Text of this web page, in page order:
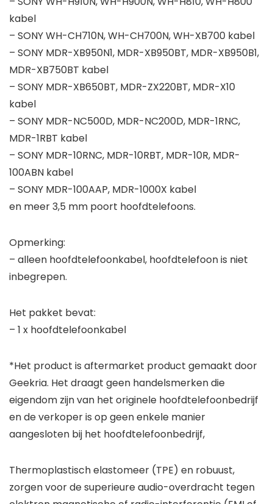
kabel
– SONY WH-CH710N, WH-CH700N, WH-XB700 kabel
– SONY MDR-XB950N1, MDR-XB950BT, MDR-XB950B1,
MDR-XB750BT kabel
– SONY MDR-XB650BT, MDR-ZX220BT, MDR-X10
kabel
– SONY MDR-NC500D, MDR-NC200D, MDR-1RNC,
MDR-1RBT kabel
– SONY MDR-10RNC, MDR-10RBT, MDR-10R, MDR-
100ABN kabel
– SONY MDR-100AAP, MDR-1000X kabel
en meer 3,5 mm poort hoofdtelefoons.
Opmerking:
– alleen hoofdtelefoonkabel, hoofdtelefoon is niet
inbegrepen.
Het pakket bevat:
– 1 x hoofdtelefoonkabel
*Het product is aftermarket product gemaakt door
Geekria. Het draagt geen handelsmerken die
eigendom zijn van het originele hoofdtelefoonbedrijf
en de verkoper is op geen enkele manier
aangesloten bij het hoofdtelefoonbedrijf,
Thermoplastisch elastomeer (TPE) en robuust,
zorgen voor de superieure audio-overdracht tegen